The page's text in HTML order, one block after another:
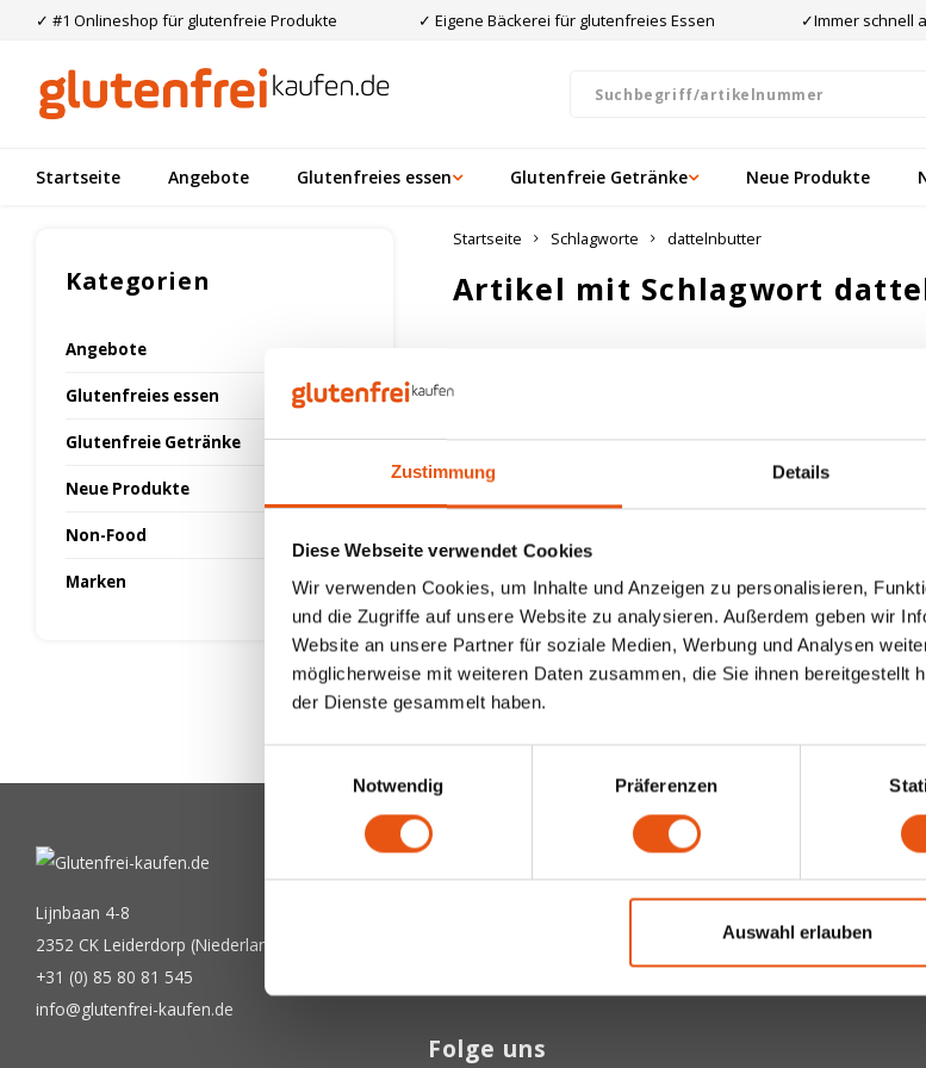
Zustimmung Details
Diese Webseite verwendet Cookies
Wir verwenden Cookies, um Inhalte und Anzeigen zu personalisieren,
und die Zugriffe auf unsere Website zu analysieren. Außerdem geben wir
Website an unsere Partner für soziale Medien, Werbung und Analysen
möglicherweise mit weiteren Daten zusammen, die Sie ihnen bereitgestellt
der Dienste gesammelt haben.
Notwendig
Präferenzen
Auswahl erlauben
✓ #1 Onlineshop für glutenfreie Produkte ✓ Eigene Bäckerei für glutenfreies Essen ✓Immer schnell
Startseite Angebote Glutenfreies essen Glutenfreie Getränke Neue Produkte
Kategorien
Angebote
Glutenfreies essen
Glutenfreie Getränke
Neue Produkte
Non-Food
Marken
Startseite Schlagworte dattelnbutter
Artikel mit Schlagwort
Lijnbaan 4-8
2352 CK Leiderdorp (Niederlande)
+31 (0) 85 80 81 545
info@glutenfrei-kaufen.de
Bekommen Sie letzten Updates, Neuigkeiten und Promotionen
Abonnieren
Folge uns